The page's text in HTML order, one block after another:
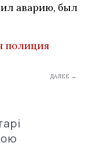
аварию, был
полиция
ДАЛЕЕ →